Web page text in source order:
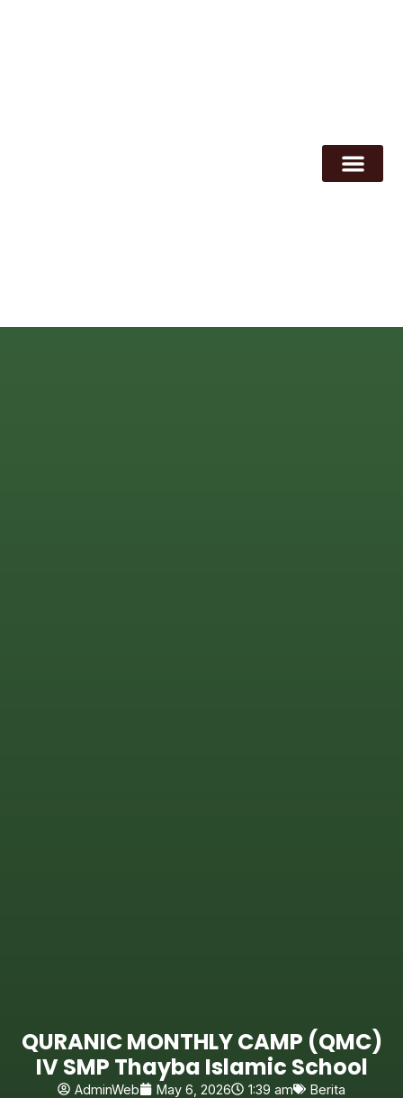
QURANIC MONTHLY CAMP (QMC)
IV SMP Thayba Islamic School
AdminWeb May 6, 2026 1:39 am Berita